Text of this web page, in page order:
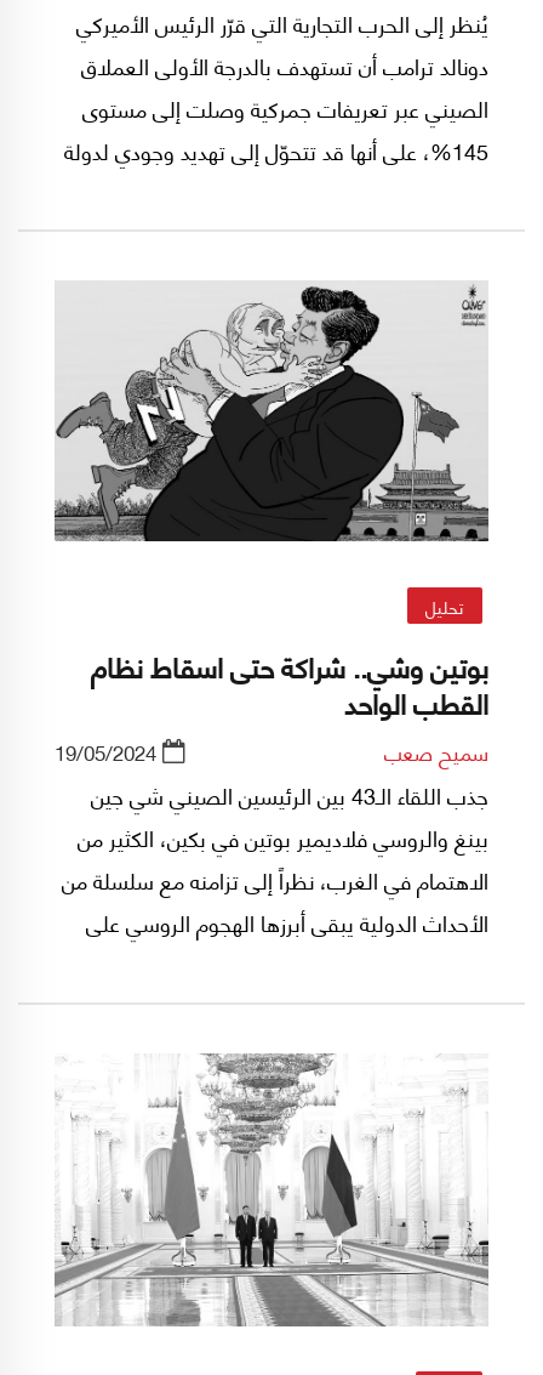
يُنظر إلى الحرب التجارية التي قرّر الرئيس الأميركي
دونالد ترامب أن تستهدف بالدرجة الأولى العملاق
الصيني عبر تعريفات جمركية وصلت إلى مستوى
145%، على أنها قد تتحوّل إلى تهديد وجودي لدولة
(30% من القدرة العالمية) وعلى التصدير.
تحليل
بوتين وشي.. شراكة حتى اسقاط نظام
القطب الواحد
سميح صعب 19/05/2024
جذب اللقاء الـ43 بين الرئيسين الصيني شي جين
بينغ والروسي فلاديمير بوتين في بكين، الكثير من
الاهتمام في الغرب، نظراً إلى تزامنه مع سلسلة من
الأحداث الدولية يبقى أبرزها الهجوم الروسي على
الأميركية والأوروبية على بكين لوقف تزويد موسكو
بالمواد التي يقول الغرب إنها تشكل اليوم عصب
الصناعات العسكرية الروسية.